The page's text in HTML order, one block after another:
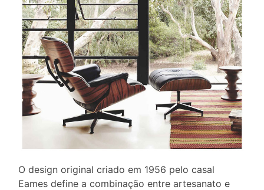
O design original criado em 1956 pelo casal
Eames define a combinação entre artesanato e